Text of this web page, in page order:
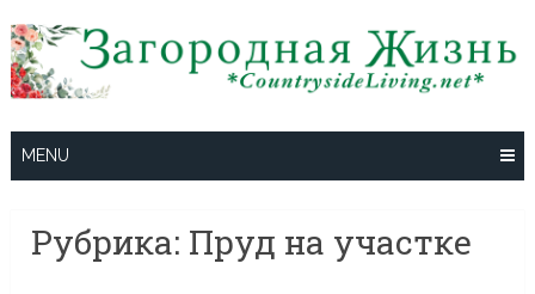
to
content
MENU
Рубрика: Пруд на участке